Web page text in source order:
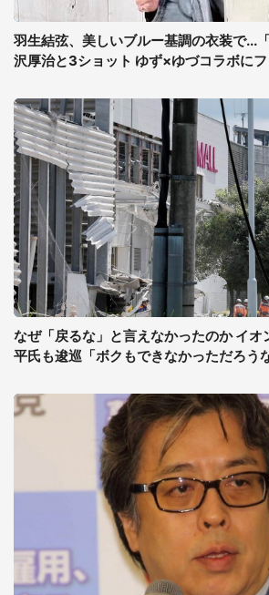
羽生結弦、美しいブルー基調の衣装で...
沢厚治と3ショット ゆず×ゆづコラボに
なぜ「戻るな」と言えなかったのか イオ
平氏も逡巡「ボクもできなかっただろう